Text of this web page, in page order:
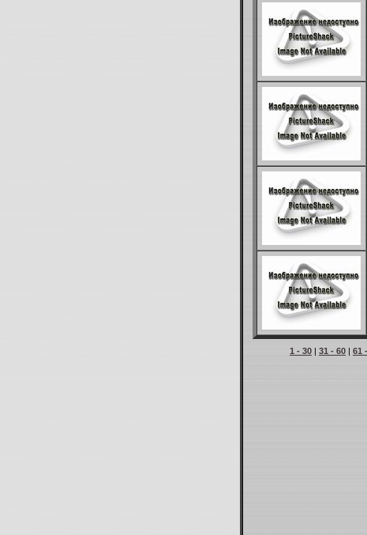
1 - 30 | 31 - 60 | 61